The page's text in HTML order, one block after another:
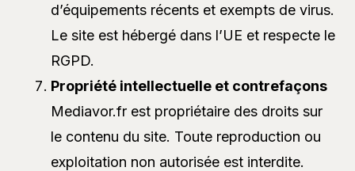
d’équipements récents et exempts de virus.
Le site est hébergé dans l’UE et respecte le
RGPD.
Propriété intellectuelle et contrefaçons
Mediavor.fr est propriétaire des droits sur
le contenu du site. Toute reproduction ou
exploitation non autorisée est interdite.